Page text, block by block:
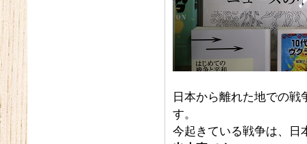
日本から離れた地での
す。
今起きている戦争は、日